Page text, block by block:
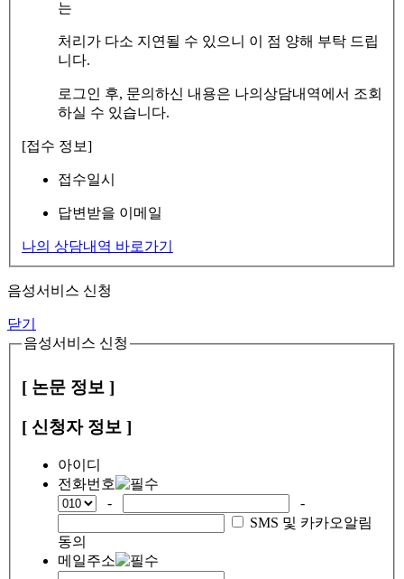
는
처리가 다소 지연될 수 있으니 이 점 양해 부탁 드립
니다.
로그인 후, 문의하신 내용은 나의상담내역에서 조회
하실 수 있습니다.
[접수 정보]
접수일시
답변받을 이메일
나의 상담내역 바로가기
음성서비스 신청
닫기
음성서비스 신청
[ 논문 정보 ]
[ 신청자 정보 ]
아이디
전화번호
-
-
SMS 및 카카오알림
동의
메일주소